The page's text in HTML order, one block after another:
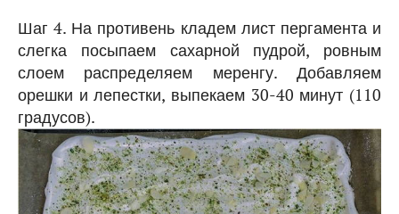
Шаг 4. На противень кладем лист пергамента и
слегка посыпаем сахарной пудрой, ровным
слоем распределяем меренгу. Добавляем
орешки и лепестки, выпекаем 30-40 минут (110
градусов).